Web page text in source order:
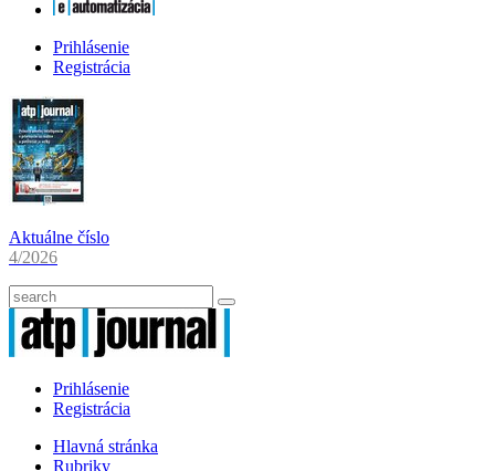
Prihlásenie
Registrácia
Aktuálne číslo
4/2026
Prihlásenie
Registrácia
Hlavná stránka
Rubriky